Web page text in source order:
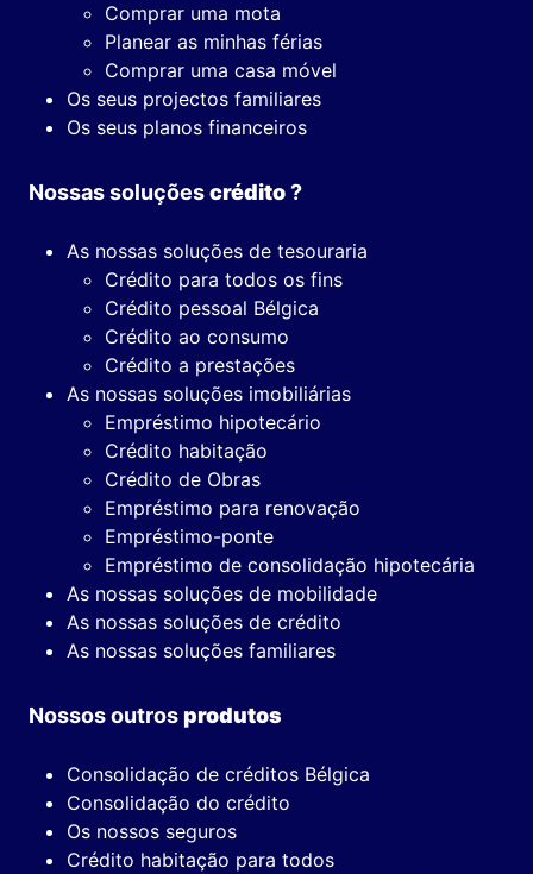
Comprar uma mota
Planear as minhas férias
Comprar uma casa móvel
Os seus projectos familiares
Os seus planos financeiros
Nossas soluçõescrédito?
As nossas soluções de tesouraria
Crédito para todos os fins
Crédito pessoal Bélgica
Crédito ao consumo
Crédito a prestações
As nossas soluções imobiliárias
Empréstimo hipotecário
Crédito habitação
Crédito de Obras
Empréstimo para renovação
Empréstimo-ponte
Empréstimo de consolidação hipotecária
As nossas soluções de mobilidade
As nossas soluções de crédito
As nossas soluções familiares
Nossos outrosprodutos
Consolidação de créditos Bélgica
Consolidação do crédito
Os nossos seguros
Crédito habitação para todos